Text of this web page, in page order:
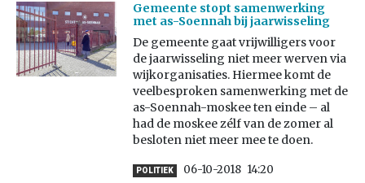
Gemeente stopt samenwerking
met as-Soennah bij jaarwisseling
De gemeente gaat vrijwilligers voor
de jaarwisseling niet meer werven via
wijkorganisaties. Hiermee komt de
veelbesproken samenwerking met de
as-Soennah-moskee ten einde – al
had de moskee zélf van de zomer al
besloten niet meer mee te doen.
POLITIEK 06-10-2018 14:20